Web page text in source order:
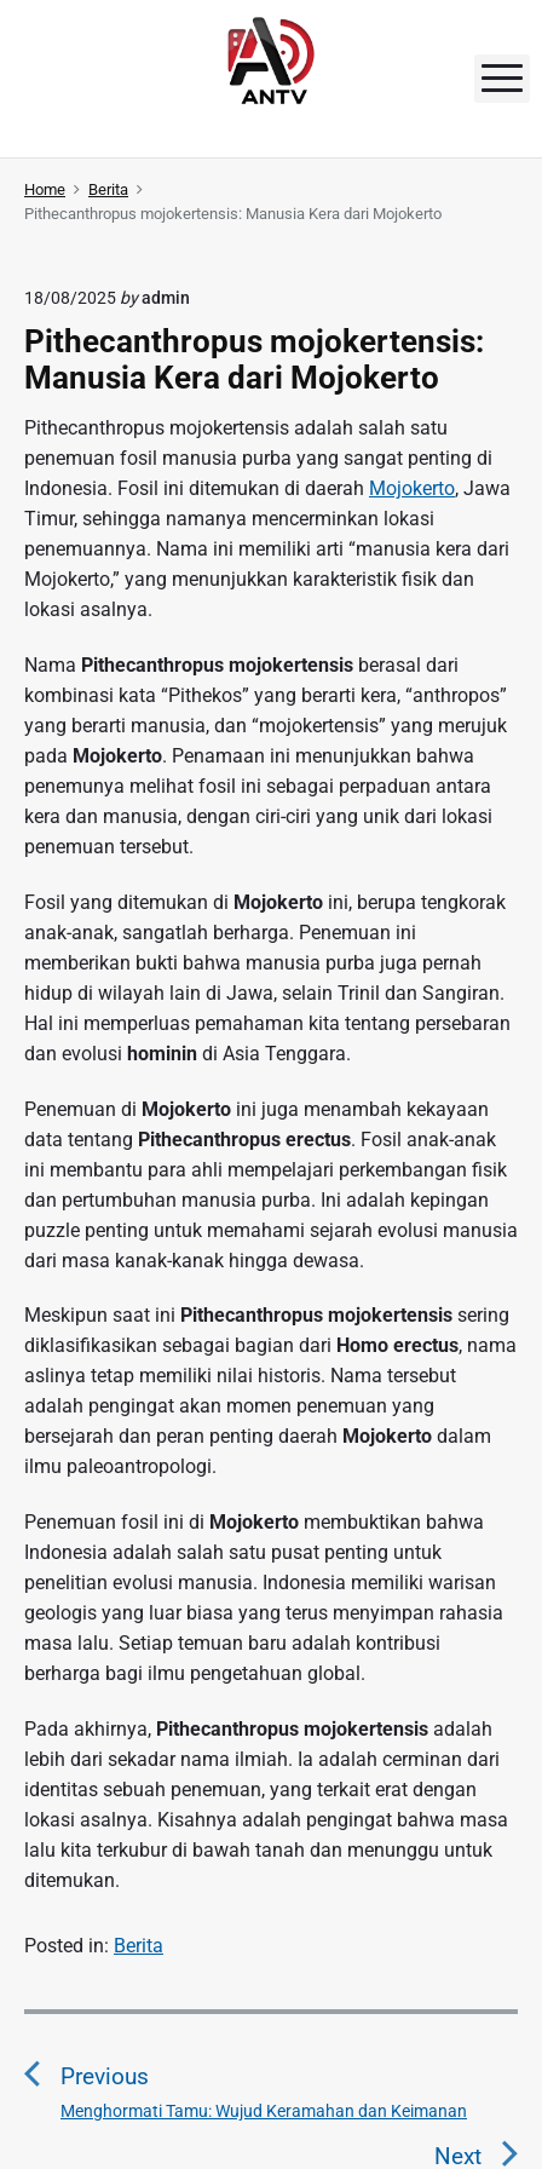
o
A
N
Home
Berita
Pithecanthropus mojokertensis: Manusia Kera dari Mojokerto
18/08/2025 byadmin
Pithecanthropus mojokertensis:
Manusia Kera dari Mojokerto
Pithecanthropus mojokertensis adalah salah satu
penemuan fosil manusia purba yang sangat penting di
Indonesia. Fosil ini ditemukan di daerah Mojokerto, Jawa
Timur, sehingga namanya mencerminkan lokasi
penemuannya. Nama ini memiliki arti “manusia kera dari
Mojokerto,” yang menunjukkan karakteristik fisik dan
lokasi asalnya.
Nama Pithecanthropus mojokertensis berasal dari
kombinasi kata “Pithekos” yang berarti kera, “anthropos”
yang berarti manusia, dan “mojokertensis” yang merujuk
pada Mojokerto. Penamaan ini menunjukkan bahwa
penemunya melihat fosil ini sebagai perpaduan antara
kera dan manusia, dengan ciri-ciri yang unik dari lokasi
penemuan tersebut.
Fosil yang ditemukan di Mojokerto ini, berupa tengkorak
anak-anak, sangatlah berharga. Penemuan ini
memberikan bukti bahwa manusia purba juga pernah
hidup di wilayah lain di Jawa, selain Trinil dan Sangiran.
Hal ini memperluas pemahaman kita tentang persebaran
dan evolusi hominin di Asia Tenggara.
Penemuan di Mojokerto ini juga menambah kekayaan
data tentang Pithecanthropus erectus. Fosil anak-anak
ini membantu para ahli mempelajari perkembangan fisik
dan pertumbuhan manusia purba. Ini adalah kepingan
puzzle penting untuk memahami sejarah evolusi manusia
dari masa kanak-kanak hingga dewasa.
Meskipun saat ini Pithecanthropus mojokertensis sering
diklasifikasikan sebagai bagian dari Homo erectus, nama
aslinya tetap memiliki nilai historis. Nama tersebut
adalah pengingat akan momen penemuan yang
bersejarah dan peran penting daerah Mojokerto dalam
ilmu paleoantropologi.
Penemuan fosil ini di Mojokerto membuktikan bahwa
Indonesia adalah salah satu pusat penting untuk
penelitian evolusi manusia. Indonesia memiliki warisan
geologis yang luar biasa yang terus menyimpan rahasia
masa lalu. Setiap temuan baru adalah kontribusi
berharga bagi ilmu pengetahuan global.
Pada akhirnya, Pithecanthropus mojokertensis adalah
lebih dari sekadar nama ilmiah. Ia adalah cerminan dari
identitas sebuah penemuan, yang terkait erat dengan
lokasi asalnya. Kisahnya adalah pengingat bahwa masa
lalu kita terkubur di bawah tanah dan menunggu untuk
ditemukan.
Posted in: Berita
N
v
Previous
P
Menghormati Tamu: Wujud Keramahan dan Keimanan
Next